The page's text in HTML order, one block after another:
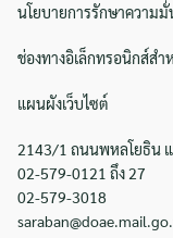
นโยบายการรักษาความ
ช่องทางอิเล็กทรอนิกส์สำ
แผนผังเว็บไซต์
2143/1 ถนนพหลโยธิน แ
02-579-0121 ถึง 27
02-579-3018